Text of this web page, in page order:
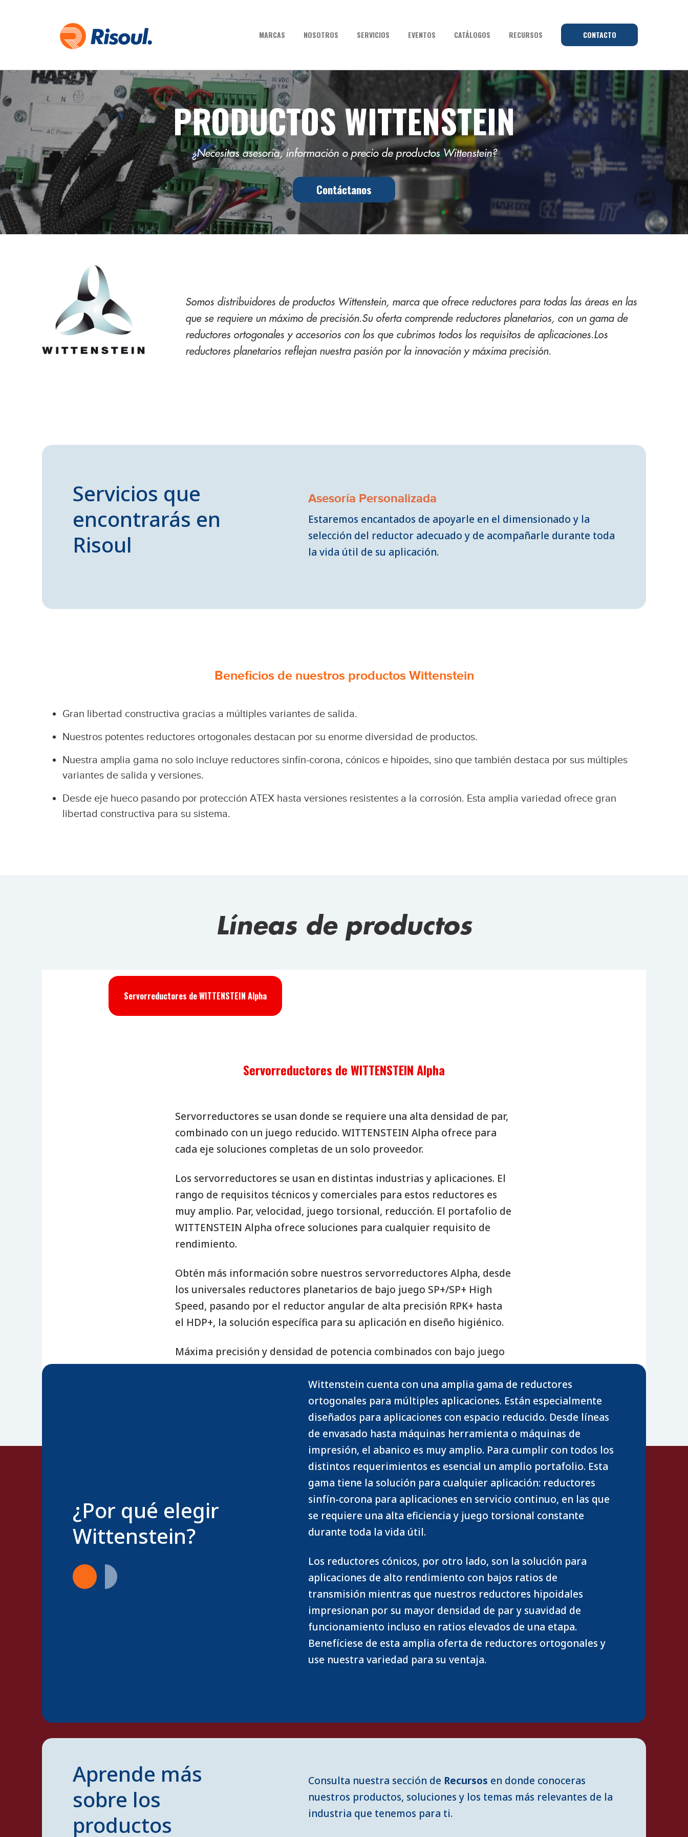
MARCAS NOSOTROS SERVICIOS EVENTOS CATÁLOGOS RECURSOS CONTACTO
PRODUCTOS WITTENSTEIN
¿Necesitas asesoría, información o precio de productos Wittenstein?
Contáctanos
Somos distribuidores de productos Wittenstein, marca que ofrece reductores para todas las áreas en las
que se requiere un máximo de precisión.Su oferta comprende reductores planetarios, con un gama de
reductores ortogonales y accesorios con los que cubrimos todos los requisitos de aplicaciones.Los
reductores planetarios reflejan nuestra pasión por la innovación y máxima precisión.
Servicios que
encontrarás en
Risoul
Asesoría Personalizada
Estaremos encantados de apoyarle en el dimensionado y la
selección del reductor adecuado y de acompañarle durante toda
la vida útil de su aplicación.
Beneficios de nuestros productos Wittenstein
Gran libertad constructiva gracias a múltiples variantes de salida.
Nuestros potentes reductores ortogonales destacan por su enorme diversidad de productos.
Nuestra amplia gama no solo incluye reductores sinfín-corona, cónicos e hipoides, sino que también destaca por sus múltiples
variantes de salida y versiones.
Desde eje hueco pasando por protección ATEX hasta versiones resistentes a la corrosión. Esta amplia variedad ofrece gran
libertad constructiva para su sistema.
Líneas de productos
Servorreductores de WITTENSTEIN Alpha
Servorreductores de WITTENSTEIN Alpha
Servorreductores se usan donde se requiere una alta densidad de par,
combinado con un juego reducido. WITTENSTEIN Alpha ofrece para
cada eje soluciones completas de un solo proveedor.
Los servorreductores se usan en distintas industrias y aplicaciones. El
rango de requisitos técnicos y comerciales para estos reductores es
muy amplio. Par, velocidad, juego torsional, reducción. El portafolio de
WITTENSTEIN Alpha ofrece soluciones para cualquier requisito de
rendimiento.
Obtén más información sobre nuestros servorreductores Alpha, desde
los universales reductores planetarios de bajo juego SP+/SP+ High
Speed, pasando por el reductor angular de alta precisión RPK+ hasta
el HDP+, la solución específica para su aplicación en diseño higiénico.
Máxima precisión y densidad de potencia combinados con bajo juego
torsional, son las características distintivas de nuestros productos.
¿Por qué elegir
Wittenstein?
Wittenstein cuenta con una amplia gama de reductores
ortogonales para múltiples aplicaciones. Están especialmente
diseñados para aplicaciones con espacio reducido. Desde líneas
de envasado hasta máquinas herramienta o máquinas de
impresión, el abanico es muy amplio. Para cumplir con todos los
distintos requerimientos es esencial un amplio portafolio. Esta
gama tiene la solución para cualquier aplicación: reductores
sinfín-corona para aplicaciones en servicio continuo, en las que
se requiere una alta eficiencia y juego torsional constante
durante toda la vida útil.
Los reductores cónicos, por otro lado, son la solución para
aplicaciones de alto rendimiento con bajos ratios de
transmisión mientras que nuestros reductores hipoidales
impresionan por su mayor densidad de par y suavidad de
funcionamiento incluso en ratios elevados de una etapa.
Benefíciese de esta amplia oferta de reductores ortogonales y
use nuestra variedad para su ventaja.
Aprende más
sobre los
productos
Consulta nuestra sección de Recursos en donde conoceras
nuestros productos, soluciones y los temas más relevantes de la
industria que tenemos para ti.